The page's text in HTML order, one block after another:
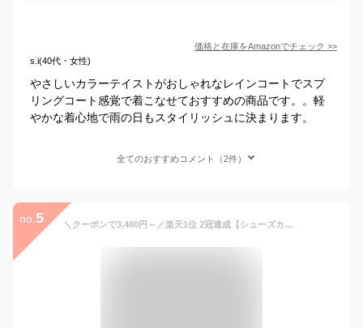
価格と在庫をAmazonでチェック >>
s.i(40代・女性)
やさしいカラーテイストがおしゃれなレインコートでスプ
リングコート感覚で着こなせておすすめの商品です。。軽
やかな着心地で雨の日もスタイリッシュに決まります。
全てのおすすめコメント（2件）
no. 5 ＼クーポンで3,480円～／楽天1位 2冠達成【シューズカバー付き】 レインコート レディース レインウエア ロング おしゃれ 膝が濡れない 軽量 レインコート 自転車 通勤 リュック対応 ママ 送迎 綺麗 保育園の送迎 バイク 原付 犬の散歩 通学 カッパ